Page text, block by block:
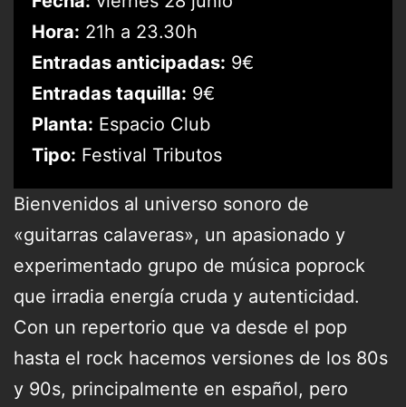
Hora: 21h a 23.30h
Entradas anticipadas: 9€
Entradas taquilla: 9€
Planta: Espacio Club
Tipo: Festival Tributos
Bienvenidos al universo sonoro de
«guitarras calaveras», un apasionado y
experimentado grupo de música poprock
que irradia energía cruda y autenticidad.
Con un repertorio que va desde el pop
hasta el rock hacemos versiones de los 80s
y 90s, principalmente en español, pero